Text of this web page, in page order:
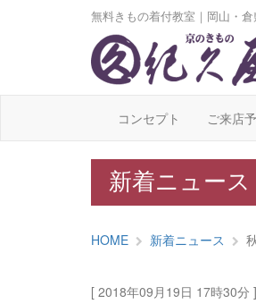
無料きもの着付教室｜岡山・
コンセプト ご来店
新着ニュース
HOME 新着ニュース
[ 2018年09月19日 17時30分 ]